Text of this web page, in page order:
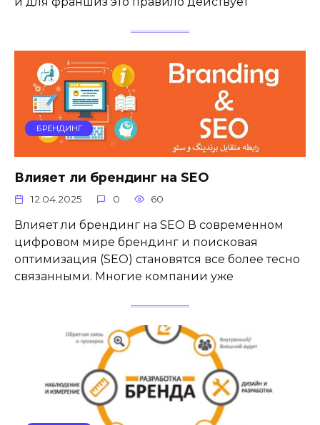
БРЕНДИНГ
Влияет ли брендинг на SEO
12.04.2025 0 60
Влияет ли брендинг на SEO В современном
цифровом мире брендинг и поисковая
оптимизация (SEO) становятся все более тесно
связанными. Многие компании уже